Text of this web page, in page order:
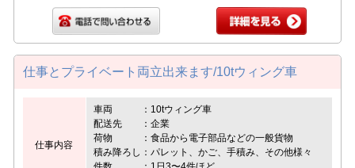
仕事とプライベート両立出来ます/10tウィング車
仕事内容
車両 ：10tウィング車
配送先 ：企業
荷物 ：食品から電子部品などの一般貨物
積み降ろし：パレット、かご、手積み、その他様々